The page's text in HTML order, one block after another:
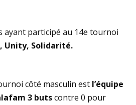
ayant participé au 14e tournoi
Unity, Solidarité.
côté masculin est l’équipe
3 butscontre 0 pour